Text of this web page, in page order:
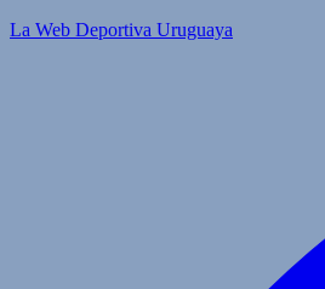
La Web Deportiva Uruguaya